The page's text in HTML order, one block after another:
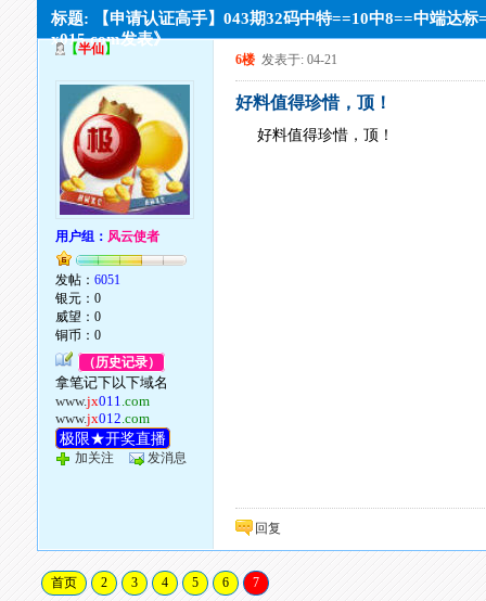
标题: 【申请认证高手】043期32码中特==10中8==中端达标
x015.com发表》
【半仙】
用户组： 风云使者
发帖：6051
银元：0
威望：0
铜币：0
（历史记录）
拿笔记下以下域名
www.jx011.com
www.jx012.com
极限★开奖直播
加关注 发消息
6楼 发表于: 04-21
好料值得珍惜，顶！
好料值得珍惜，顶！
回复
首页 2 3 4 5 6 7